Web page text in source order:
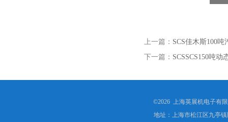
上一篇： SCS佳木斯100
下一篇： SCSSCS150吨
©2026 上海英展机电子有
地址：上海市松江区九亭镇